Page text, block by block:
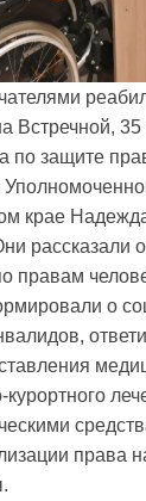
Встречной,
по защите
крае
рассказали
правам
о
права